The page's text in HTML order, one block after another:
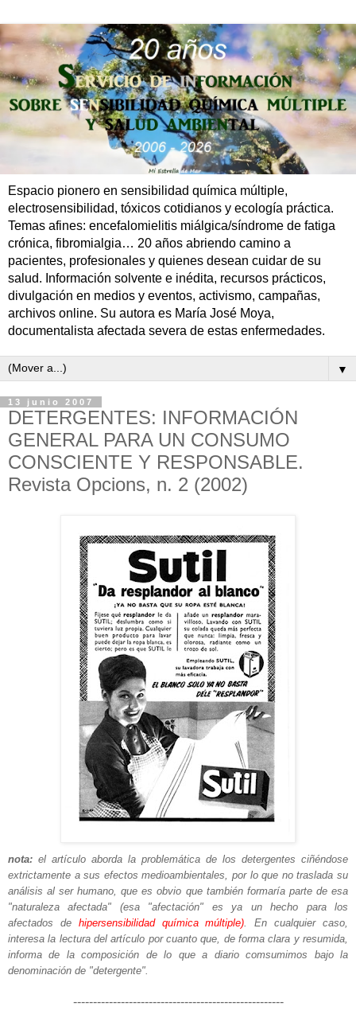
Espacio pionero en sensibilidad química múltiple,
electrosensibilidad, tóxicos cotidianos y ecología práctica.
Temas afines: encefalomielitis miálgica/síndrome de fatiga
crónica, fibromialgia… 20 años abriendo camino a
pacientes, profesionales y quienes desean cuidar de su
salud. Información solvente e inédita, recursos prácticos,
divulgación en medios y eventos, activismo, campañas,
archivos online. Su autora es María José Moya,
documentalista afectada severa de estas enfermedades.
▼
13 junio 2007
DETERGENTES: INFORMACIÓN
GENERAL PARA UN CONSUMO
CONSCIENTE Y RESPONSABLE.
Revista Opcions, n. 2 (2002)
nota: el artículo aborda la problemática de los detergentes ciñéndose
extrictamente a sus efectos medioambientales, por lo que no traslada su
análisis al ser humano, que es obvio que también formaría parte de esa
"naturaleza afectada" (esa "afectación" es ya un hecho para los
afectados de hipersensibilidad química múltiple). En cualquier caso,
interesa la lectura del artículo por cuanto que, de forma clara y resumida,
informa de la composición de lo que a diario comsumimos bajo la
denominación de "detergente".
-----------------------------------------------------